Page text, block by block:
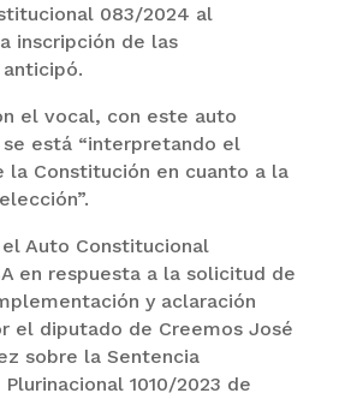
083/2024 al
inscripción de las
anticipó.
el vocal, con este auto
está “interpretando el
la Constitución en cuanto a la
Auto Constitucional
en respuesta a la solicitud de
y aclaración
el diputado de Creemos José
sobre la Sentencia
1010/2023 de